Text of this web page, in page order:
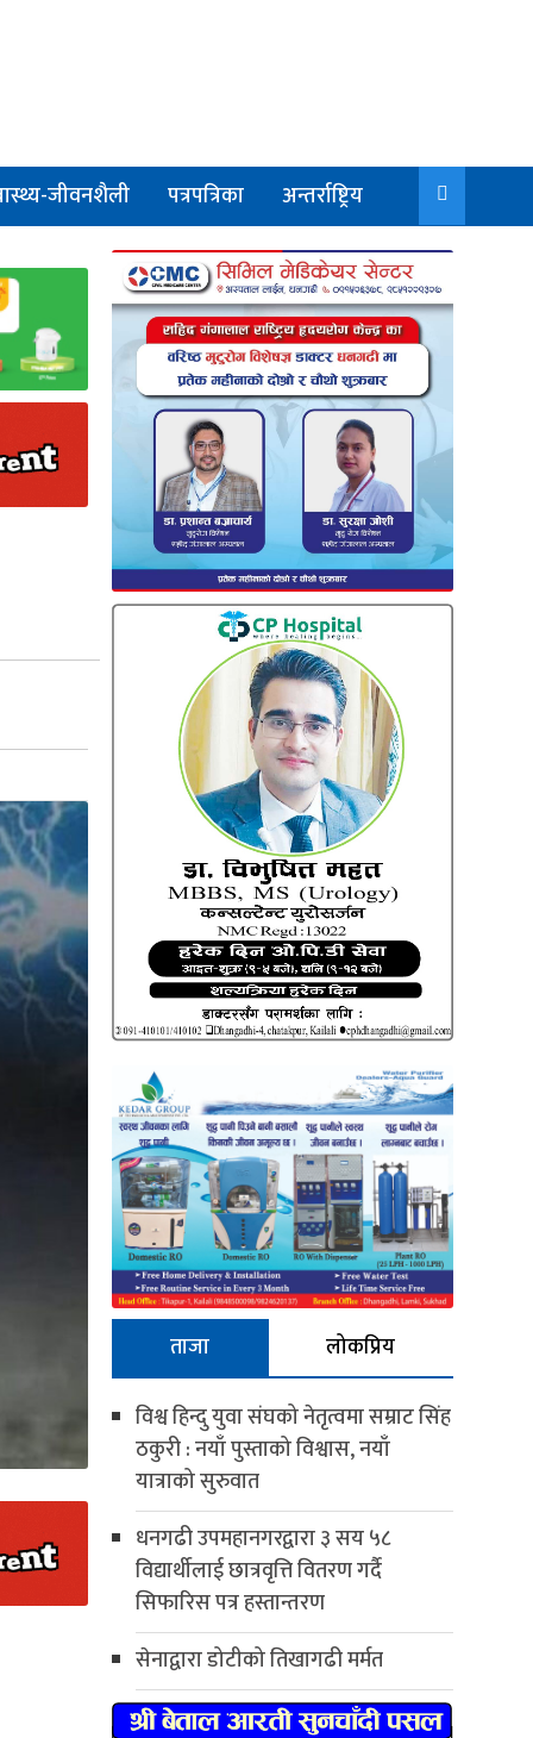
जीवनशैली पत्रपत्रिका अन्तर्राष्ट्रिय
ताजा
लोकप्रिय
विश्व हिन्दु युवा संघको नेतृत्वमा सम्राट सिंह
ठकुरी : नयाँ पुस्ताको विश्वास, नयाँ
यात्राको सुरुवात
धनगढी उपमहानगरद्वारा ३ सय ५८
विद्यार्थीलाई छात्रवृत्ति वितरण गर्दै
सिफारिस पत्र हस्तान्तरण
सेनाद्वारा डोटीको तिखागढी मर्मत